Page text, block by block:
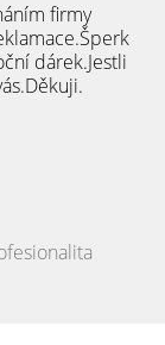
firmy
dárek.Jestli